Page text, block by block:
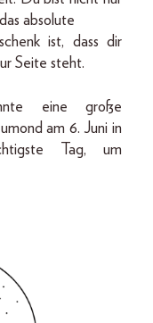
absolute
ist, dass dir
Seite steht.
eine große
am 6. Juni in
Tag, um